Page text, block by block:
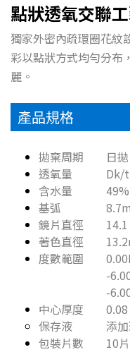
點狀透氧交聯
獨家外密內疏環圈花紋
彩以點狀方式均勻分布
麗。
產品規格
拋棄周期 日拋
透氧量 Dk/t
含水量 49%
基弧
鏡片直徑 14.1
著色直徑
度數範圍
-6.00D 以
-6.00D 以
中心厚度 0.08
保存液 添加玻
包裝片數 10片